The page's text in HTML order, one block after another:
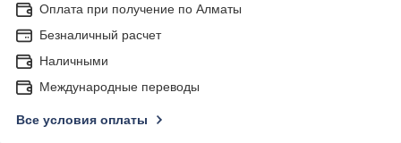
Оплата при получение по Алматы
Безналичный расчет
Наличными
Международные переводы
Все условия оплаты